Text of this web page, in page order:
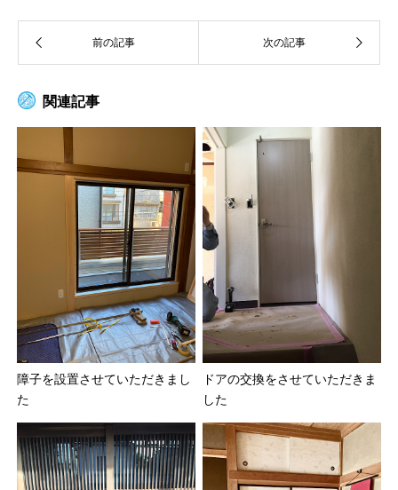
関連記事
障子を設置させていただきまし
た
ドアの交換をさせていただきま
した